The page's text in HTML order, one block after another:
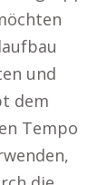
und
dem
Tempo